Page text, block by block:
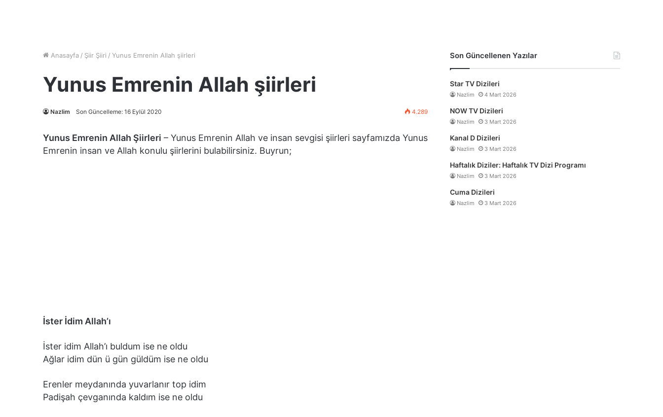
Anasayfa / Şiir Şiiri / Yunus Emrenin Allah şiirleri
Yunus Emrenin Allah şiirleri
Nazlim Son Güncelleme: 16 Eylül 2020 4.289
Yunus Emrenin Allah Şiirleri – Yunus Emrenin Allah ve insan sevgisi şiirleri sayfamızda Yunus
Emrenin insan ve Allah konulu şiirlerini bulabilirsiniz. Buyrun;
İster İdim Allah’ı
İster idim Allah’ı buldum ise ne oldu
Ağlar idim dün ü gün güldüm ise ne oldu
Erenler meydanında yuvarlanır top idim
Padişah çevganında kaldım ise ne oldu
Son Güncellenen Yazılar
Star TV Dizileri
Nazlim 4 Mart 2026
NOW TV Dizileri
Nazlim 3 Mart 2026
Kanal D Dizileri
Nazlim 3 Mart 2026
Haftalık Diziler: Haftalık TV Dizi Programı
Nazlim 3 Mart 2026
Cuma Dizileri
Nazlim 3 Mart 2026